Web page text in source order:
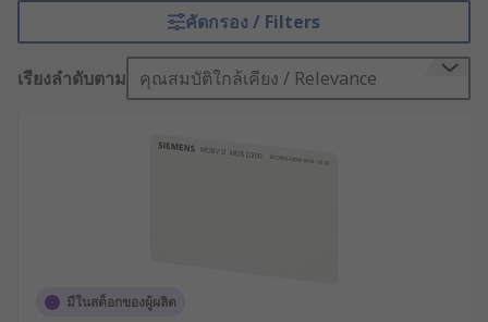
range of RF modules from several brands across
the industry, including Eccel Technology, ON
Semiconductor, RF Solutions, Wurth Elektronik,
and many more.
What is the main function of an RF
in contrast to its usual alternative, Infrared,
คัดกรอง / Filters
เรียงลำดับตาม คุณสมบัติใกล้เคียง / Relevance
มีในสต็อกของผู้ผลิต